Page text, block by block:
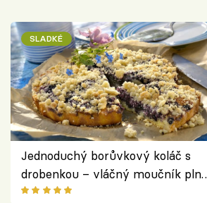
SLADKÉ
Jednoduchý borůvkový koláč s
drobenkou – vláčný moučník plný
ovoce